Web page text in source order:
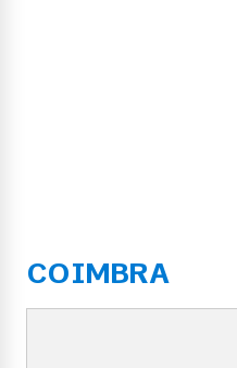
COIMBRA